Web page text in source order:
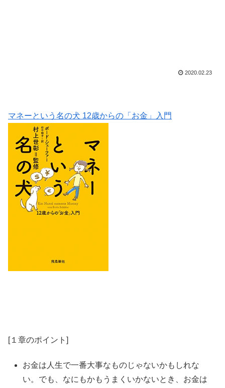
2020.02.23
マネーという名の犬 12歳からの「お金」入門
[１章のポイント]
お金は人生で一番大事なものじゃないかもしれな
い。でも、なにもかもうまくいかないとき、お金は